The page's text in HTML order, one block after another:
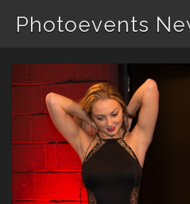
Photoevents
to
content